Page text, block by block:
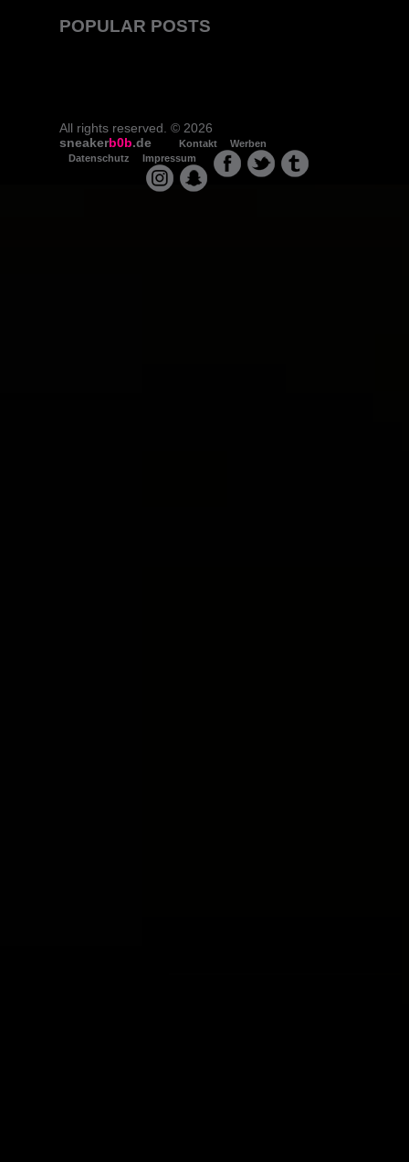
POPULAR POSTS
All rights reserved. © 2026
sneakerb0b.de Kontakt
Werben
Datenschutz
Impressum